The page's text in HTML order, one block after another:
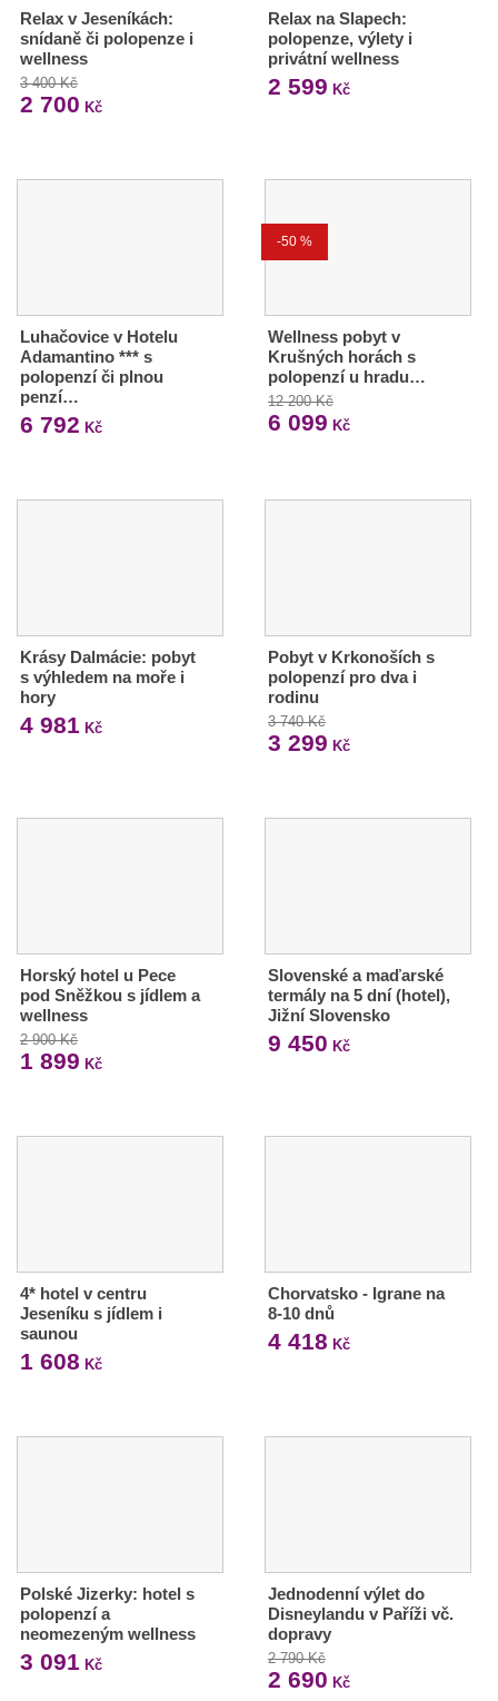
Relax v Jeseníkách:
snídaně či polopenze i
wellness
3 400 Kč
2 700 Kč
Relax na Slapech:
polopenze, výlety i
privátní wellness
2 599 Kč
Luhačovice v Hotelu
Adamantino *** s
polopenzí či plnou
penzí…
6 792 Kč
-50 %
Wellness pobyt v
Krušných horách s
polopenzí u hradu…
12 200 Kč
6 099 Kč
Krásy Dalmácie: pobyt
s výhledem na moře i
hory
4 981 Kč
Pobyt v Krkonoších s
polopenzí pro dva i
rodinu
3 740 Kč
3 299 Kč
Horský hotel u Pece
pod Sněžkou s jídlem a
wellness
2 900 Kč
1 899 Kč
Slovenské a maďarské
termály na 5 dní (hotel),
Jižní Slovensko
9 450 Kč
4* hotel v centru
Jeseníku s jídlem i
saunou
1 608 Kč
Chorvatsko - Igrane na
8-10 dnů
4 418 Kč
Polské Jizerky: hotel s
polopenzí a
neomezeným wellness
3 091 Kč
Jednodenní výlet do
Disneylandu v Paříži vč.
dopravy
2 790 Kč
2 690 Kč